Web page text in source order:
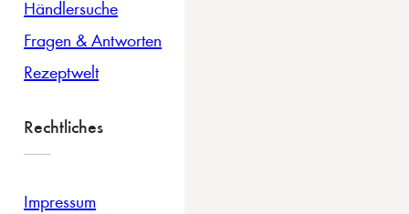
Händlersuche
Fragen & Antworten
Rezeptwelt
Rechtliches
Impressum